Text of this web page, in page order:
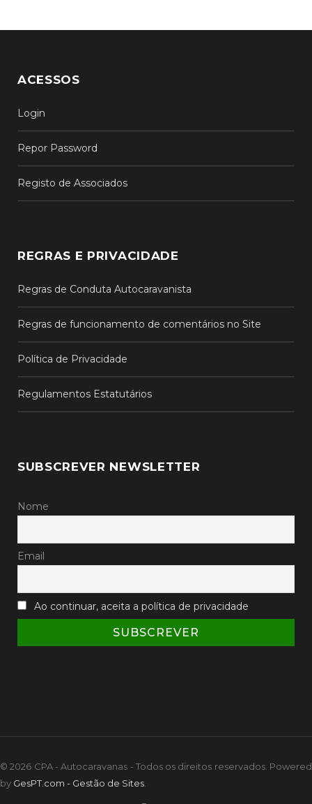
ACESSOS
Login
Repor Password
Registo de Associados
REGRAS E PRIVACIDADE
Regras de Conduta Autocaravanista
Regras de funcionamento de comentários no Site
Política de Privacidade
Regulamentos Estatutários
SUBSCREVER NEWSLETTER
Nome
Email
Ao continuar, aceita a política de privacidade
© 2026 CPA - Autocaravanas - Todos os direitos reservados. Powered
by GesPT.com - Gestão de Sites.